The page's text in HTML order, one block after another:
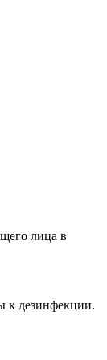
лица в
к дезинфекции.